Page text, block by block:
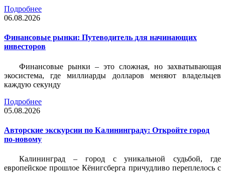
Подробнее
06.08.2026
Финансовые рынки: Путеводитель для начинающих
инвесторов
Финансовые рынки – это сложная, но захватывающая
экосистема, где миллиарды долларов меняют владельцев
каждую секунду
Подробнее
05.08.2026
Авторские экскурсии по Калининграду: Откройте город
по-новому
Калининград – город с уникальной судьбой, где
европейское прошлое Кёнигсберга причудливо переплелось с